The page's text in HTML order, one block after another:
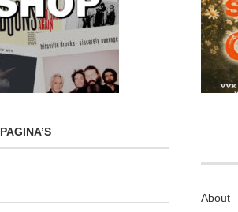
PAGINA’S
About